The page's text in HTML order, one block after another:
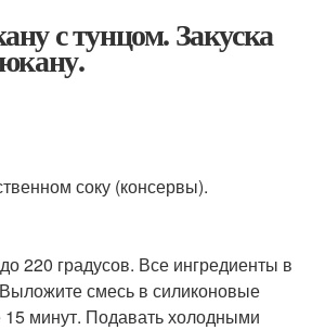
с тунцом. Закуска
соку (консервы).
220 градусов. Все ингредиенты в
смесь в силиконовые
минут. Подавать холодными